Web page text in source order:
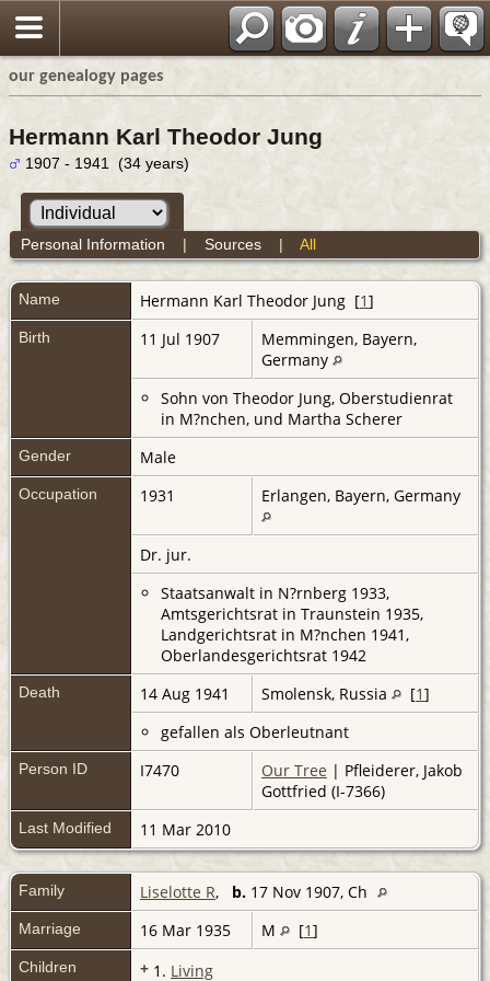
our genealogy pages
Hermann Karl Theodor Jung
1907 - 1941 (34 years)
Personal Information | Sources| All
Name Hermann Karl Theodor Jung [1]
Birth 11 Jul 1907
Memmingen, Bayern,
Germany
Sohn von Theodor Jung, Oberstudienrat
in M?nchen, und Martha Scherer
Gender Male
Occupation 1931 Erlangen, Bayern, Germany
Dr. jur.
Staatsanwalt in N?rnberg 1933,
Amtsgerichtsrat in Traunstein 1935,
Landgerichtsrat in M?nchen 1941,
Oberlandesgerichtsrat 1942
Death 14 Aug 1941 Smolensk, Russia [1]
gefallen als Oberleutnant
Person ID I7470 Our Tree | Pfleiderer, Jakob
Gottfried (I-7366)
Last Modified 11 Mar 2010
Family Liselotte R, b. 17 Nov 1907, Ch
Marriage 16 Mar 1935 M [1]
Children + 1. Living